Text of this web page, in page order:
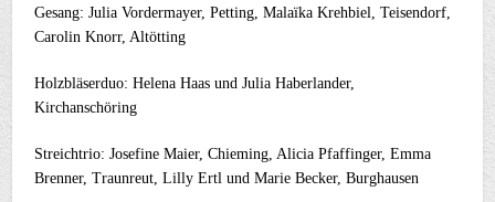
Gesang: Julia Vordermayer, Petting, Malaïka Krehbiel, Teisendorf,
Carolin Knorr, Altötting
Holzbläserduo: Helena Haas und Julia Haberlander,
Kirchanschöring
Streichtrio: Josefine Maier, Chieming, Alicia Pfaffinger, Emma
Brenner, Traunreut, Lilly Ertl und Marie Becker, Burghausen